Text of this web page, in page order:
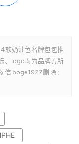
软奶油色名牌包包推
、logo均为品牌方所
boge1927删除：